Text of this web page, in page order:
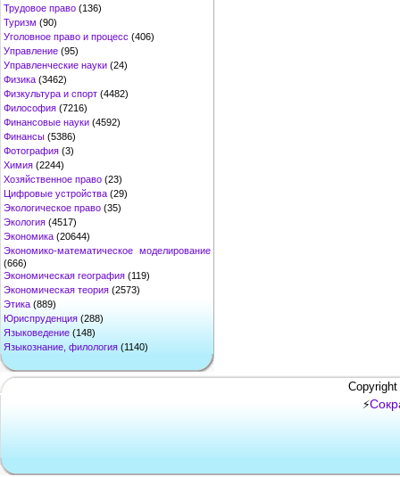
Трудовое право (136)
Туризм (90)
Уголовное право и процесс (406)
Управление (95)
Управленческие науки (24)
Физика (3462)
Физкультура и спорт (4482)
Философия (7216)
Финансовые науки (4592)
Финансы (5386)
Фотография (3)
Химия (2244)
Хозяйственное право (23)
Цифровые устройства (29)
Экологическое право (35)
Экология (4517)
Экономика (20644)
Экономико-математическое моделирование
(666)
Экономическая география (119)
Экономическая теория (2573)
Этика (889)
Юриспруденция (288)
Языковедение (148)
Языкознание, филология (1140)
⚡